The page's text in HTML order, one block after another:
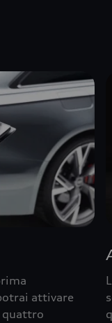
attivare
quattro